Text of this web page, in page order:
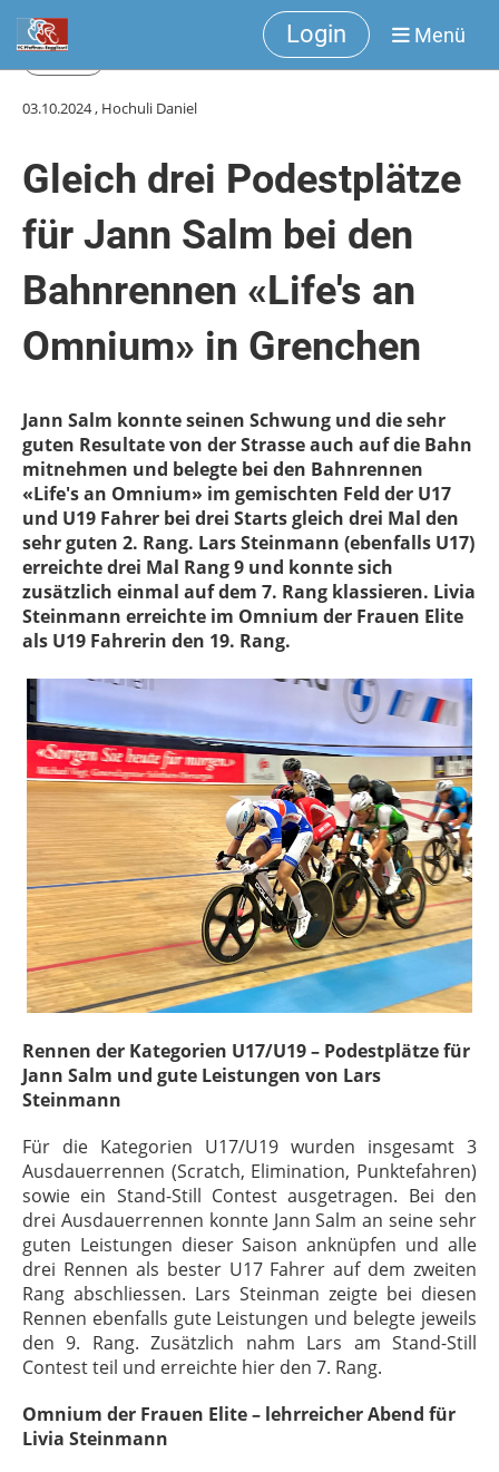
Login Menü
03.10.2024, Hochuli Daniel
Gleich drei Podestplätze
für Jann Salm bei den
Bahnrennen «Life's an
Omnium» in Grenchen
Jann Salm konnte seinen Schwung und die sehr
guten Resultate von der Strasse auch auf die Bahn
mitnehmen und belegte bei den Bahnrennen
«Life's an Omnium» im gemischten Feld der U17
und U19 Fahrer bei drei Starts gleich drei Mal den
sehr guten 2. Rang. Lars Steinmann (ebenfalls U17)
erreichte drei Mal Rang 9 und konnte sich
zusätzlich einmal auf dem 7. Rang klassieren. Livia
Steinmann erreichte im Omnium der Frauen Elite
als U19 Fahrerin den 19. Rang.
Rennen der Kategorien U17/U19 – Podestplätze für
Jann Salm und gute Leistungen von Lars
Steinmann
Für die Kategorien U17/U19 wurden insgesamt 3
Ausdauerrennen (Scratch, Elimination, Punktefahren)
sowie ein Stand-Still Contest ausgetragen. Bei den
drei Ausdauerrennen konnte Jann Salm an seine sehr
guten Leistungen dieser Saison anknüpfen und alle
drei Rennen als bester U17 Fahrer auf dem zweiten
Rang abschliessen. Lars Steinman zeigte bei diesen
Rennen ebenfalls gute Leistungen und belegte jeweils
den 9. Rang. Zusätzlich nahm Lars am Stand-Still
Contest teil und erreichte hier den 7. Rang.
Omnium der Frauen Elite – lehrreicher Abend für
Livia Steinmann